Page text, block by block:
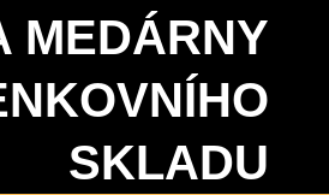
MEDÁRNY
SKLADU